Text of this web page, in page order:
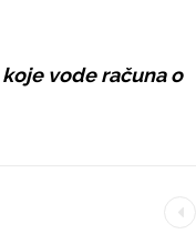
vode računa o